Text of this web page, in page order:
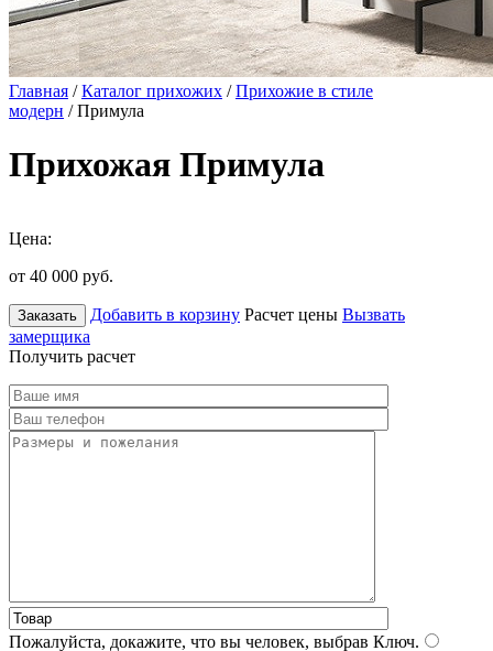
Главная /Каталог прихожих /Прихожие в стиле
модерн / Примула
Прихожая Примула
Цена:
от 40 000 руб.
Заказать Добавить в корзину Расчет цены Вызвать
замерщика
Получить расчет
Пожалуйста, докажите, что вы человек, выбрав Ключ.